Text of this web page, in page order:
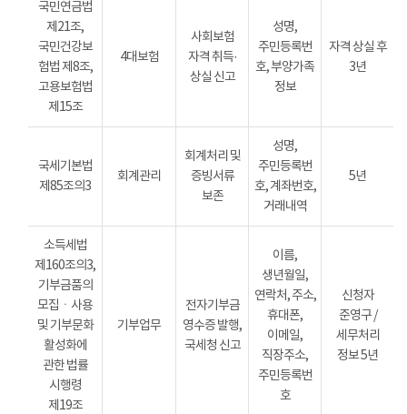
국민연금법
제21조,
국민건강보
험법 제8조,
고용보험법
제15조
4대보험
사회보험
자격 취득·
상실 신고
성명,
주민등록번
호, 부양가족
정보
자격 상실 후
3년
국세기본법
제85조의3
회계관리
회계처리 및
증빙서류
보존
성명,
주민등록번
호, 계좌번호,
거래내역
5년
소득세법
제160조의3,
기부금품의
모집ㆍ사용
및 기부문화
활성화에
관한 법률
시행령
제19조
기부업무
전자기부금
영수증 발행,
국세청 신고
이름,
생년월일,
연락처, 주소,
휴대폰,
이메일,
직장주소,
주민등록번
호
신청자
준영구 /
세무처리
정보 5년